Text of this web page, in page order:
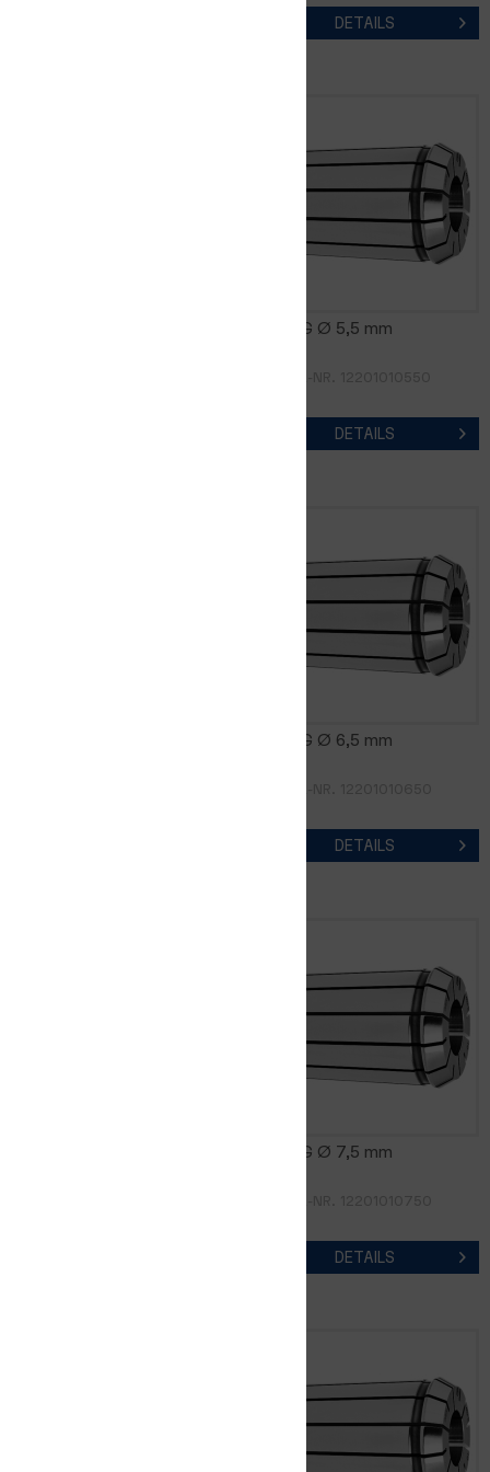
DETAILS
FM16DG Ø 5,5 mm
DETAILS
FM16DG Ø 6,5 mm
DETAILS
FM16DG Ø 7,5 mm
DETAILS